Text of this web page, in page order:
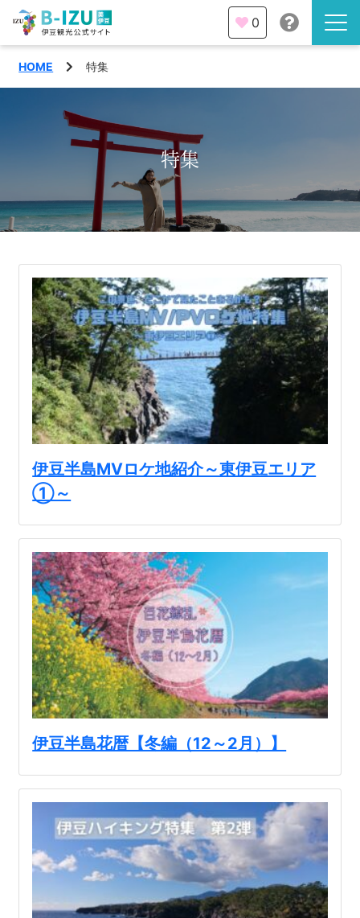
伊豆半島を知る
伊豆のみどころ
あじわう
イベント
下田市
熱海市
沼津市
三島市
南伊豆町
函南町
西伊豆町
伊東市
伊豆の国市
松崎町
東伊豆町
伊豆市
特集
旅の計画
モデルコース
宿泊・予約
旅程作成
AIルートプランナー
アクセス
日本語
0
HOME 特集
特集
伊豆半島MVロケ地紹介～東伊豆エリア
①～
伊豆半島花暦【冬編（12～2月）】